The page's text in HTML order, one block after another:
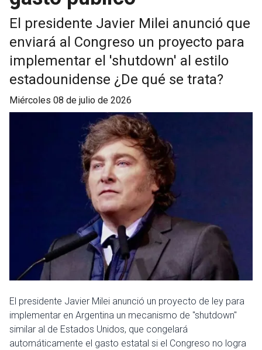
El presidente Javier Milei anunció que
enviará al Congreso un proyecto para
implementar el 'shutdown' al estilo
estadounidense ¿De qué se trata?
miércoles 08 de julio de 2026
El presidente Javier Milei anunció un proyecto de ley para
implementar en Argentina un mecanismo de "shutdown"
similar al de Estados Unidos, que congelará
automáticamente el gasto estatal si el Congreso no logra